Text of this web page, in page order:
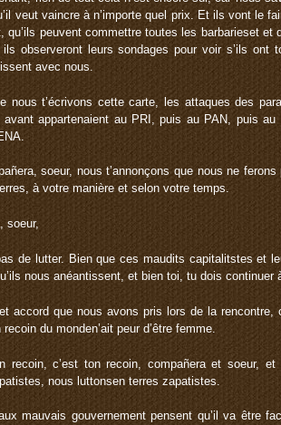
veut vaincre à n’importe quel prix. Et ils vont le
qu’ils peuvent commettre toutes les barbarieset et
observeront leurs sondages pour voir s’ils ont
avec nous.
nous t’écrivons cette carte, les attaques des
avant appartenaient au PRI, puis au PAN, puis
soeur, nous t’annonçons que nous ne
à votre manière et selon votre temps.
soeur,
de lutter. Bien que ces maudits capitalitstes et
nous anéantissent, et bien toi, tu dois continuer
accord que nous avons pris lors de la
du monden’ait peur d’être femme.
recoin, c’est ton recoin, compañera et soeur,
nous luttonsen terres zapatistes.
mauvais gouvernement pensent qu’il va être